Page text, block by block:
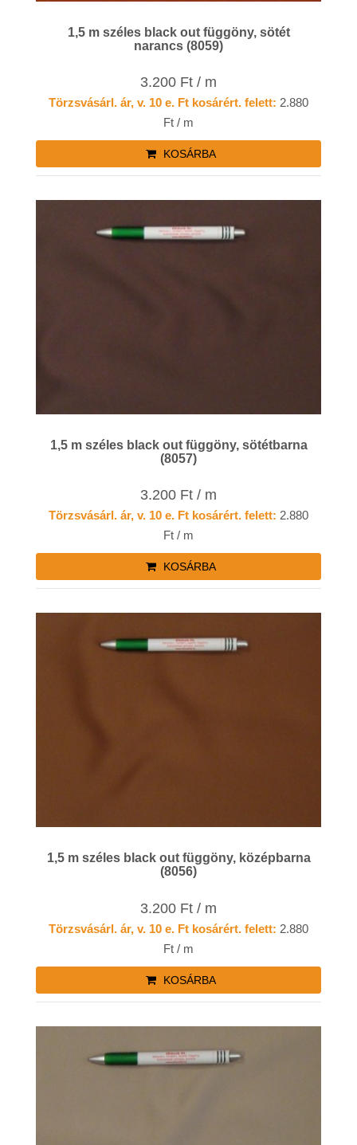
1,5 m széles black out függöny, sötét
narancs (8059)
3.200 Ft / m
Törzsvásárl. ár, v. 10 e. Ft kosárért. felett: 2.880
Ft / m
KOSÁRBA
1,5 m széles black out függöny, sötétbarna
(8057)
3.200 Ft / m
Törzsvásárl. ár, v. 10 e. Ft kosárért. felett: 2.880
Ft / m
KOSÁRBA
1,5 m széles black out függöny, középbarna
(8056)
3.200 Ft / m
Törzsvásárl. ár, v. 10 e. Ft kosárért. felett: 2.880
Ft / m
KOSÁRBA